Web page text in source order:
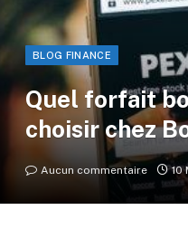
BLOG FINANCE
Quel forfait
choisir chez
Aucun commentaire 10